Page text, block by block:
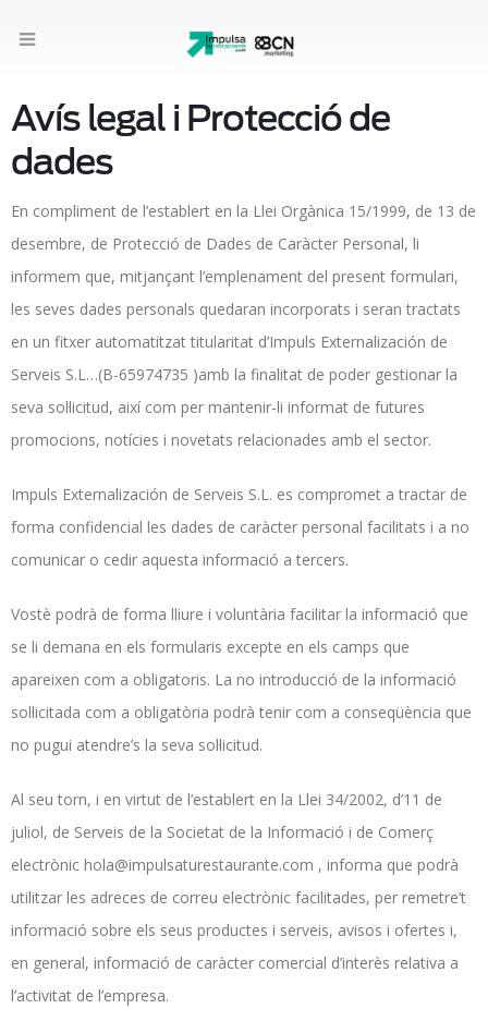
Avís legal i Protecció de
dades
En compliment de l’establert en la Llei Orgànica 15/1999, de 13 de
desembre, de Protecció de Dades de Caràcter Personal, li
informem que, mitjançant l’emplenament del present formulari,
les seves dades personals quedaran incorporats i seran tractats
en un fitxer automatitzat titularitat d’Impuls Externalización de
Serveis S.L…(B-65974735 )amb la finalitat de poder gestionar la
seva sol·licitud, així com per mantenir-li informat de futures
promocions, notícies i novetats relacionades amb el sector.
Impuls Externalización de Serveis S.L. es compromet a tractar de
forma confidencial les dades de caràcter personal facilitats i a no
comunicar o cedir aquesta informació a tercers.
Vostè podrà de forma lliure i voluntària facilitar la informació que
se li demana en els formularis excepte en els camps que
apareixen com a obligatoris. La no introducció de la informació
sol·licitada com a obligatòria podrà tenir com a conseqüència que
no pugui atendre’s la seva sol·licitud.
Al seu torn, i en virtut de l’establert en la Llei 34/2002, d’11 de
juliol, de Serveis de la Societat de la Informació i de Comerç
electrònic hola@impulsaturestaurante.com , informa que podrà
utilitzar les adreces de correu electrònic facilitades, per remetre’t
informació sobre els seus productes i serveis, avisos i ofertes i,
en general, informació de caràcter comercial d’interès relativa a
l’activitat de l’empresa.